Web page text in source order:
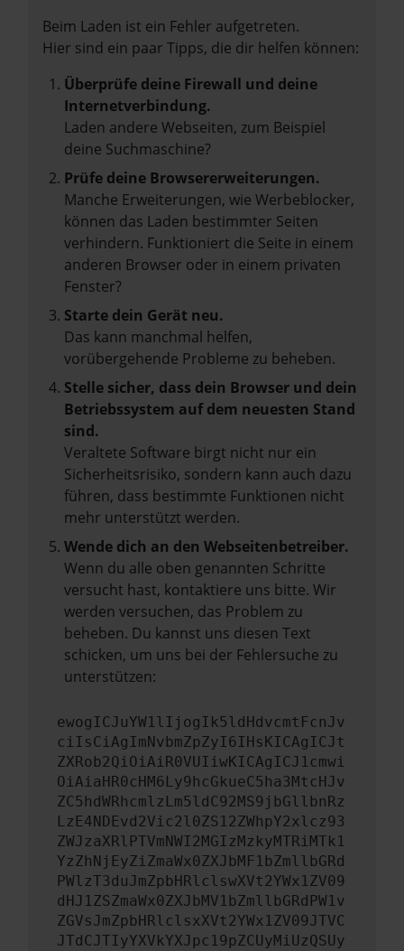
Beim Laden ist ein Fehler aufgetreten.
Hier sind ein paar Tipps, die dir helfen können:
Überprüfe deine Firewall und deine
Internetverbindung.
Laden andere Webseiten, zum Beispiel
deine Suchmaschine?
Prüfe deine Browsererweiterungen.
Manche Erweiterungen, wie Werbeblocker,
können das Laden bestimmter Seiten
verhindern. Funktioniert die Seite in einem
anderen Browser oder in einem privaten
Fenster?
Starte dein Gerät neu.
Das kann manchmal helfen,
vorübergehende Probleme zu beheben.
Stelle sicher, dass dein Browser und dein
Betriebssystem auf dem neuesten Stand
sind.
Veraltete Software birgt nicht nur ein
Sicherheitsrisiko, sondern kann auch dazu
führen, dass bestimmte Funktionen nicht
mehr unterstützt werden.
Wende dich an den Webseitenbetreiber.
Wenn du alle oben genannten Schritte
versucht hast, kontaktiere uns bitte. Wir
werden versuchen, das Problem zu
beheben. Du kannst uns diesen Text
schicken, um uns bei der Fehlersuche zu
unterstützen:
ewogICJuYW1lIjogIk5ldHdvcmtFcnJv
ciIsCiAgImNvbmZpZyI6IHsKICAgICJt
ZXRob2QiOiAiR0VUIiwKICAgICJ1cmwi
OiAiaHR0cHM6Ly9hcGkueC5ha3MtcHJv
ZC5hdWRhcmlzLm5ldC92MS9jbGllbnRz
LzE4NDEvd2Vic2l0ZS12ZWhpY2xlcz93
ZWJzaXRlPTVmNWI2MGIzMzkyMTRiMTk1
YzZhNjEyZiZmaWx0ZXJbMF1bZmllbGRd
PWlzT3duJmZpbHRlclswXVt2YWx1ZV09
dHJ1ZSZmaWx0ZXJbMV1bZmllbGRdPW1v
ZGVsJmZpbHRlclsxXVt2YWx1ZV09JTVC
JTdCJTIyYXVkYXJpc19pZCUyMiUzQSUy